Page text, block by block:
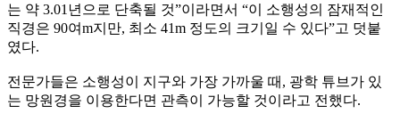
는 약 3.01년으로 단축될 것”이라면서 “이 소행성의 잠재적인
직경은 90여m지만, 최소 41m 정도의 크기일 수 있다”고 덧붙
였다.
전문가들은 소행성이 지구와 가장 가까울 때, 광학 튜브가 있
는 망원경을 이용한다면 관측이 가능할 것이라고 전했다.